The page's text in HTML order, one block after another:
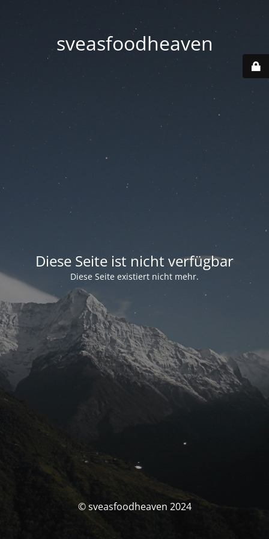
sveasfoodheaven
Diese Seite ist nicht verfügbar
Diese Seite existiert nicht mehr.
© sveasfoodheaven 2024